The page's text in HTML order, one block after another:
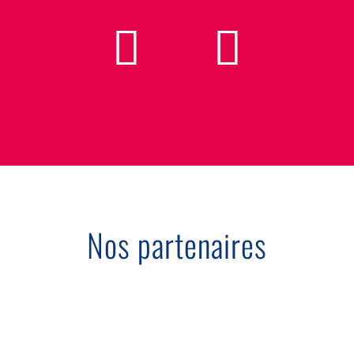
Nos partenaires